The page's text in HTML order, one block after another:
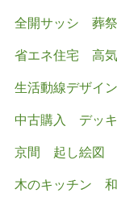
全開サッシ
葬
省エネ住宅
高
生活動線デザイン
中古購入
デッ
京間
起し絵図
木のキッチン